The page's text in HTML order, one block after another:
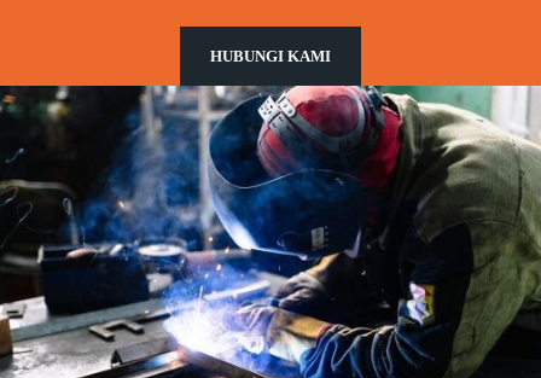
HUBUNGI KAMI